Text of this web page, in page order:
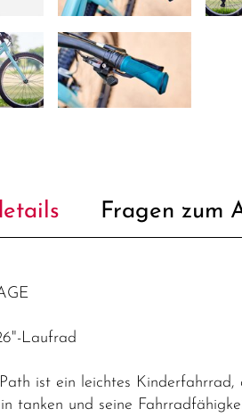
Fragen zum
Laufrad
ist ein leichtes
tanken und seine